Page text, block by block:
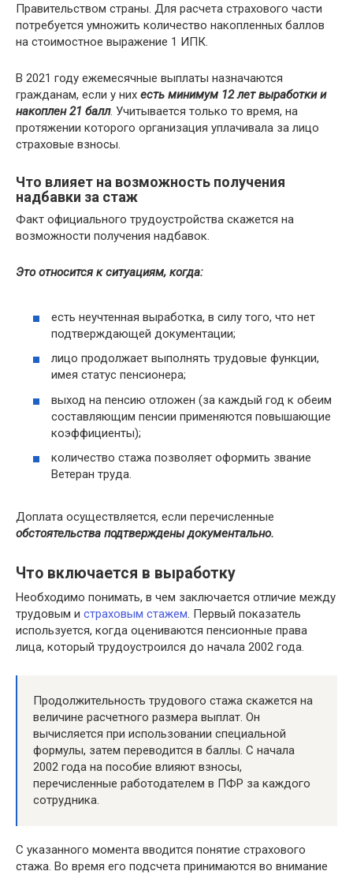
Правительством страны. Для расчета страхового части
потребуется умножить количество накопленных баллов
на стоимостное выражение 1 ИПК.
В 2021 году ежемесячные выплаты назначаются
гражданам, если у них есть минимум 12 лет выработки и
накоплен 21 балл. Учитывается только то время, на
протяжении которого организация уплачивала за лицо
страховые взносы.
Что влияет на возможность получения
надбавки за стаж
Факт официального трудоустройства скажется на
возможности получения надбавок.
Это относится к ситуациям, когда:
есть неучтенная выработка, в силу того, что нет
подтверждающей документации;
лицо продолжает выполнять трудовые функции,
имея статус пенсионера;
выход на пенсию отложен (за каждый год к обеим
составляющим пенсии применяются повышающие
коэффициенты);
количество стажа позволяет оформить звание
Ветеран труда.
Доплата осуществляется, если перечисленные
обстоятельства подтверждены документально.
Что включается в выработку
Необходимо понимать, в чем заключается отличие между
трудовым и страховым стажем. Первый показатель
используется, когда оцениваются пенсионные права
лица, который трудоустроился до начала 2002 года.
Продолжительность трудового стажа скажется на
величине расчетного размера выплат. Он
вычисляется при использовании специальной
формулы, затем переводится в баллы. С начала
2002 года на пособие влияют взносы,
перечисленные работодателем в ПФР за каждого
сотрудника.
С указанного момента вводится понятие страхового
стажа. Во время его подсчета принимаются во внимание